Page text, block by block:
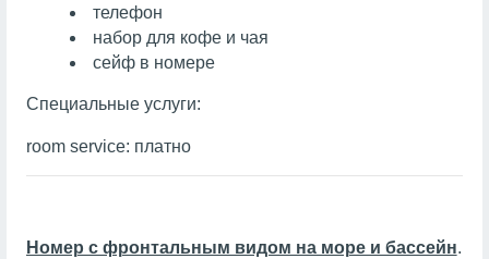
телефон
набор для кофе и чая
сейф в номере
Специальные услуги:
room service: платно
Номер с фронтальным видом на море и бассейн.